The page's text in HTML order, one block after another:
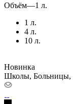
Объём—1 л.
1 л.
4 л.
10 л.
Новинка
Школы, Больницы,